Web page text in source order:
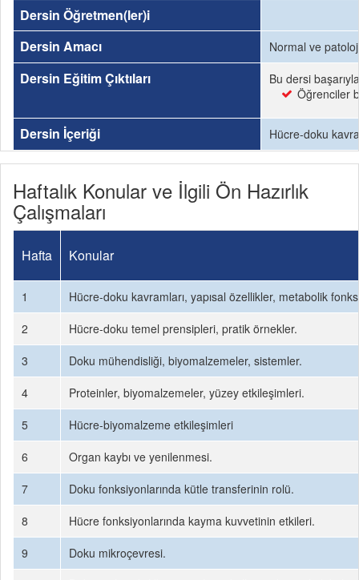
Dersin Öğretmen(ler)i
Dersin Amacı
Normal ve
Dersin Eğitim Çıktıları
Bu dersi
Öğrenciler
Dersin İçeriği Hücre-doku
Haftalık Konular ve İlgili Ön Hazırlık
Çalışmaları
Hafta Konular
1
Hücre-doku kavramları, yapısal özellikler, metabolik
2
Hücre-doku temel prensipleri, pratik örnekler.
3
Doku mühendisliği, biyomalzemeler, sistemler.
4
Proteinler, biyomalzemeler, yüzey etkileşimleri.
5
Hücre-biyomalzeme etkileşimleri
6
Organ kaybı ve yenilenmesi.
7
Doku fonksiyonlarında kütle transferinin rolü.
8
Hücre fonksiyonlarında kayma kuvvetinin etkileri.
9
Doku mikroçevresi.